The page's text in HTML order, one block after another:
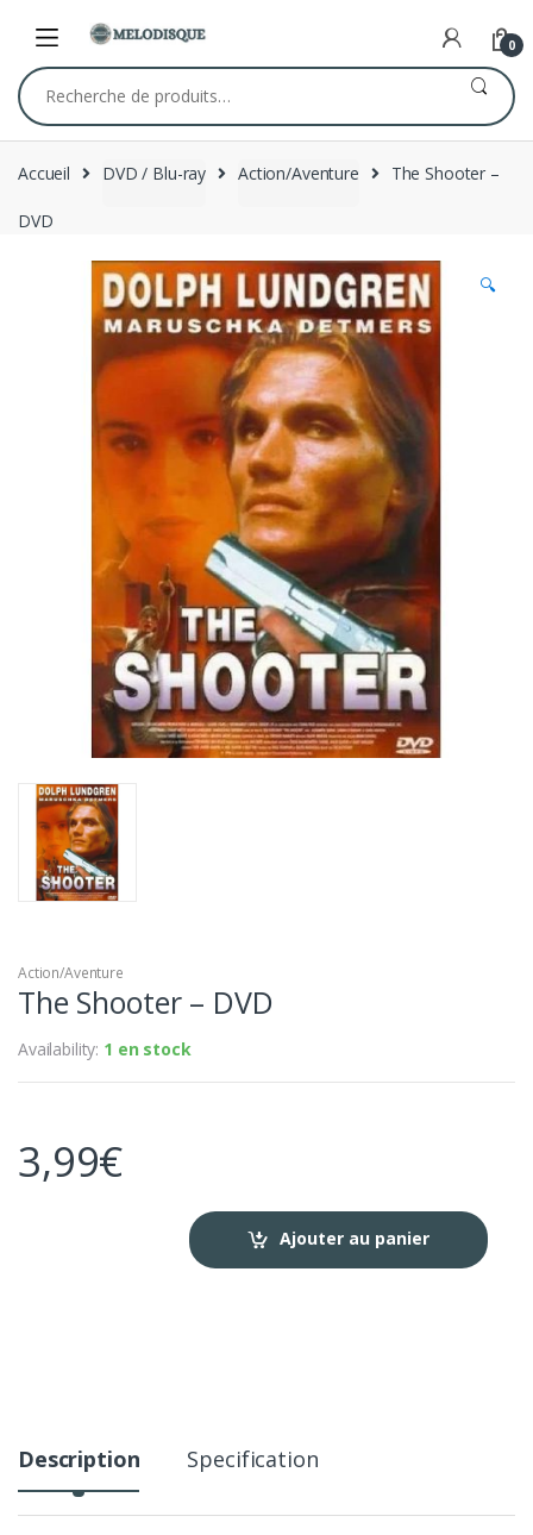
navigation
content
0
Recherche
pour :
Accueil DVD / Blu-ray Action/Aventure The Shooter –
DVD
🔍
Action/Aventure
The Shooter – DVD
Availability: 1 en stock
3,99€
Ajouter au panier
Description Specification